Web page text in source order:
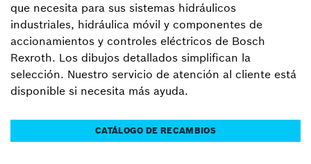
que necesita para sus sistemas hidráulicos
industriales, hidráulica móvil y componentes de
accionamientos y controles eléctricos de Bosch
Rexroth. Los dibujos detallados simplifican la
selección. Nuestro servicio de atención al cliente está
disponible si necesita más ayuda.
CATÁLOGO DE RECAMBIOS